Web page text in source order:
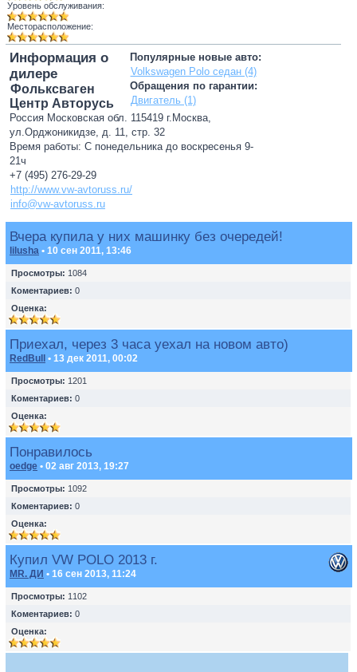
Уровень обслуживания:
Месторасположение:
Популярные новые авто:
Volkswagen Polo седан (4)
Обращения по гарантии:
Двигатель (1)
Информация о
дилере
Фольксваген
Центр Авторусь
Россия Московская обл. 115419 г.Москва,
ул.Орджоникидзе, д. 11, стр. 32
Время работы: С понедельника до воскресенья 9-
21ч
+7 (495) 276-29-29
http://www.vw-avtoruss.ru/
info@vw-avtoruss.ru
Вчера купила у них машинку без очередей!
lilusha • 10 сен 2011, 13:46
Просмотры: 1084
Коментариев: 0
Оценка:
Приехал, через 3 часа уехал на новом авто)
RedBull • 13 дек 2011, 00:02
Просмотры: 1201
Коментариев: 0
Оценка:
Понравилось
oedge • 02 авг 2013, 19:27
Просмотры: 1092
Коментариев: 0
Оценка:
Купил VW POLO 2013 г.
MR. ДИ • 16 сен 2013, 11:24
Просмотры: 1102
Коментариев: 0
Оценка: